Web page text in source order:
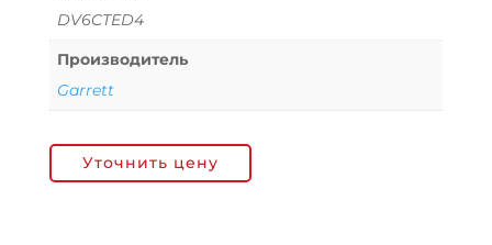
DV6CTED4
Производитель
Garrett
Уточнить цену